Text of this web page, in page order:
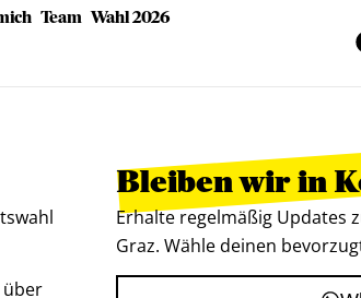
Team Wahl 2026
über
Bleiben wir in
Erhalte regelmäßig Updates
Graz. Wähle deinen